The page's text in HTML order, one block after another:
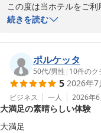
この度は当ホテルをご
ました。
ます。
立地や朝食など、ご滞
え、大変嬉しく思います
特にスタッフ対応にお
す。
ぜひ次回のご利用をスタ
本当にありがとうござい
続きを読む
ポルケッタ
50代/男性 | 10件のク
5 2026年7
ビジネス 一人 2026年6
大満足の素晴らしい体験